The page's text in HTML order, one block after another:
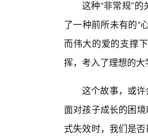
这种“非常规”
了一种前所未有的“
而伟大的爱的支撑
挥，考入了理想的大
这个故事，或
面对孩子成长的困
式失效时，我们是